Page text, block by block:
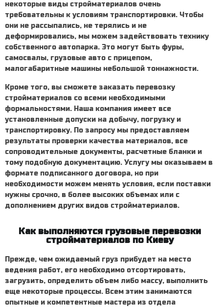
некоторые виды стройматериалов очень
требовательны к условиям транспортировки. Чтобы
они не рассыпались, не терялись и не
деформировались, мы можем задействовать технику
собственного автопарка. Это могут быть фуры,
самосвалы, грузовые авто с прицепом,
малогабаритные машины небольшой тоннажности.
Кроме того, вы сможете заказать перевозку
стройматериалов со всеми необходимыми
формальностями. Наша компания имеет все
установленные допуски на добычу, погрузку и
транспортировку. По запросу мы предоставляем
результаты проверки качества материалов, все
сопроводительные документы, расчетные бланки и
тому подобную документацию. Услугу мы оказываем в
формате подписанного договора, но при
необходимости можем менять условия, если поставки
нужны срочно, в более высоких объемах или с
дополнением других видов стройматериалов.
Как выполняются грузовые перевозки
стройматериалов по Киеву
Прежде, чем ожидаемый груз прибудет на место
ведения работ, его необходимо отсортировать,
загрузить, определить объем либо массу, выполнить
еще некоторые процессы. Всем этим занимаются
опытные и компетентные мастера из отдела